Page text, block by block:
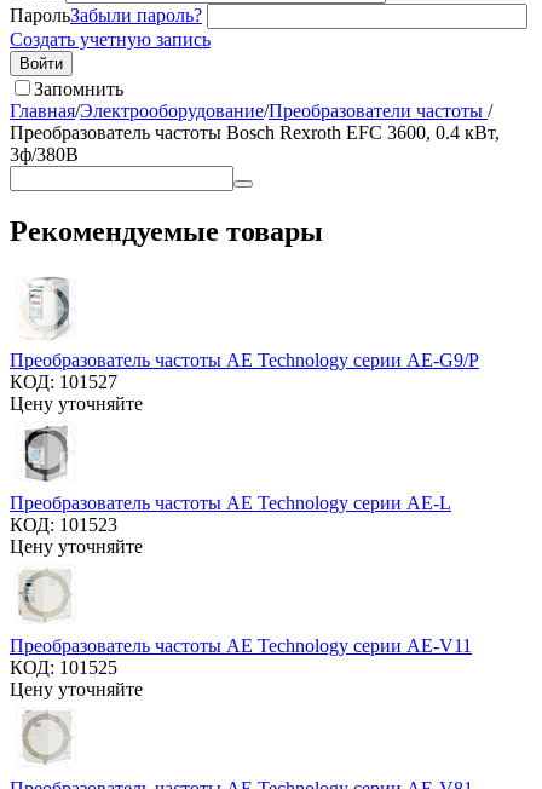
ПарольЗабыли пароль?
Создать учетную запись
Войти
Запомнить
Главная/Электрооборудование/Преобразователи частоты /
Преобразователь частоты Bosch Rexroth EFC 3600, 0.4 кВт,
3ф/380В
Рекомендуемые товары
Преобразователь частоты AE Technology серии AE-G9/P
КОД: 101527
Цену уточняйте
Преобразователь частоты AE Technology серии AE-L
КОД: 101523
Цену уточняйте
Преобразователь частоты AE Technology серии AE-V11
КОД: 101525
Цену уточняйте